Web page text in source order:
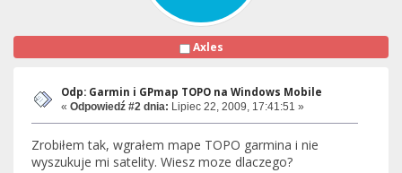
Axles
Odp: Garmin i GPmap TOPO na Windows Mobile
« Odpowiedź #2 dnia: Lipiec 22, 2009, 17:41:51 »
Zrobiłem tak, wgrałem mape TOPO garmina i nie
wyszukuje mi satelity. Wiesz moze dlaczego?